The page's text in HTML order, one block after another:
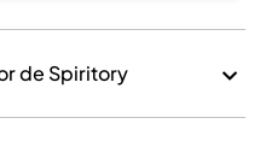
de Spiritory